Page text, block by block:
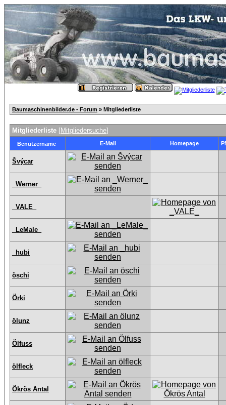
Baumaschinenbilder.de - Forum » Mitgliederliste
Mitgliederliste [Mitgliedersuche]
Benutzername E-Mail Homepage
Švýcar
_Werner_
_VALE_
_LeMale_
_hubi
öschi
Örki
ölunz
Ölfuss
ölfleck
Ökrös Antal